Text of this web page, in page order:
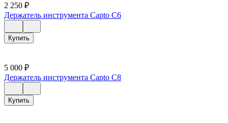
2 250 ₽
Держатель инструмента Capto C6
Купить
5 000 ₽
Держатель инструмента Capto C8
Купить